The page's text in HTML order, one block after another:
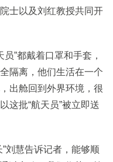
士以及刘红教授共同开
”都戴着口罩和手套，
隔离，他们生活在一个
出舱回到外界环境，很
这批“航天员”被立即送
刘慧告诉记者，能够顺